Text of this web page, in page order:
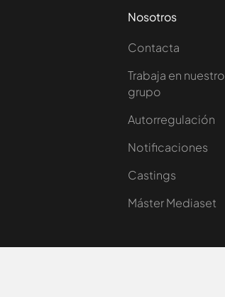
Nosotros
Contacta
Trabaja en nuestro
grupo
Autorregulación
Notificaciones
Castings
Máster Mediaset